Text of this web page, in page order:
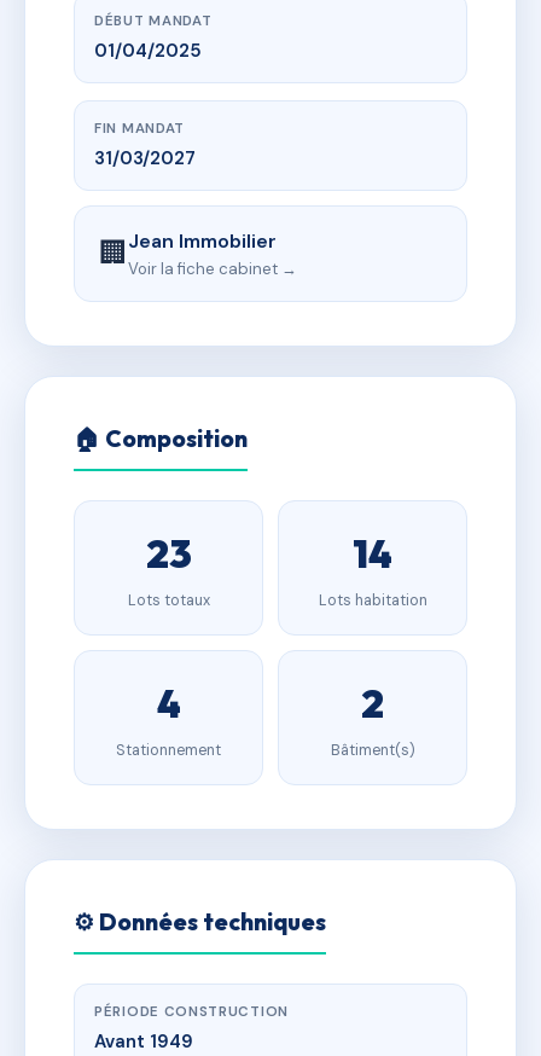
DÉBUT MANDAT
01/04/2025
FIN MANDAT
31/03/2027
🏢Jean Immobilier
Voir la fiche cabinet →
🏠 Composition
23
Lots totaux
14
Lots habitation
4
Stationnement
2
Bâtiment(s)
⚙️ Données techniques
PÉRIODE CONSTRUCTION
Avant 1949